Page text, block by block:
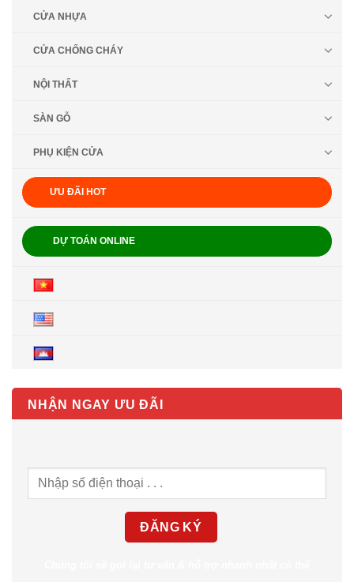
CỬA NHỰA
CỬA CHỐNG CHÁY
NỘI THẤT
SÀN GỖ
PHỤ KIỆN CỬA
ƯU ĐÃI HOT
DỰ TOÁN ONLINE
NHẬN NGAY ƯU ĐÃI